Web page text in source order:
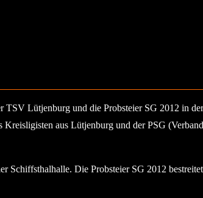
Lütjenburg und die Probsteier SG 2012 in
aus Lütjenburg und der PSG
Die Probsteier SG 2012